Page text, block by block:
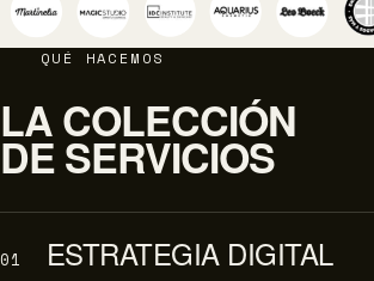
QUÉ HACEMOS
LA COLECCIÓN
DE SERVICIOS
01 ESTRATEGIA DIGITAL